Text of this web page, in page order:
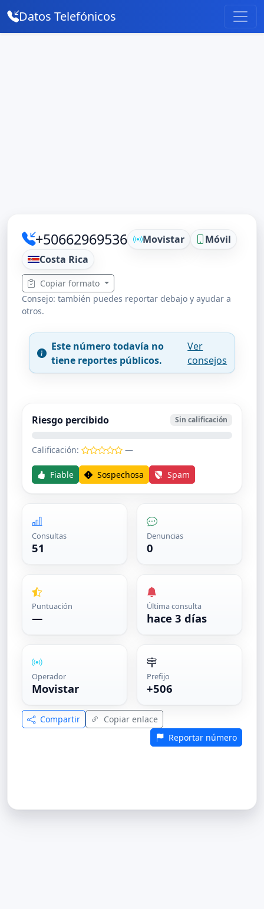
Datos Telefónicos
+50662969536 Movistar
Móvil
Costa Rica
Copiar formato
Consejo: también puedes reportar debajo y ayudar a
otros.
Este número todavía no
tiene reportes públicos.
Ver
consejos
Riesgo percibido Sin calificación
Calificación: —
Fiable Sospechosa Spam
Consultas
51
Denuncias
0
Puntuación
—
Última consulta
hace 3 días
Operador
Movistar
Prefijo
+506
Compartir
Copiar enlace
Reportar número